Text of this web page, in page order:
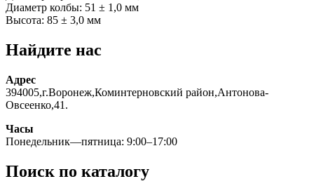
Диаметр колбы: 51 ± 1,0 мм
Высота: 85 ± 3,0 мм
Найдите нас
Адрес
394005,г.Воронеж,Коминтерновский район,Антонова-
Овсеенко,41.
Часы
Понедельник—пятница: 9:00–17:00
Поиск по каталогу